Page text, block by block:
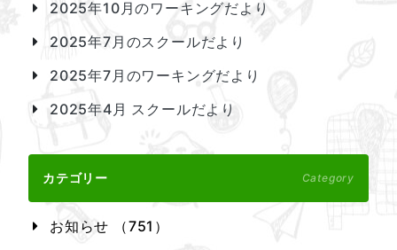
2025年10月のワーキングだより
2025年7月のスクールだより
2025年7月のワーキングだより
2025年4月 スクールだより
カテゴリー Category
お知らせ （751）